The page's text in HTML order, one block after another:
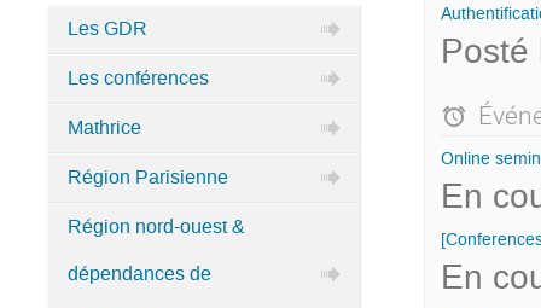
dans
Home
Les GDR
Les conférences
Mathrice
Région Parisienne
Région nord-ouest &
dépendances de
Posté
Online
En
En